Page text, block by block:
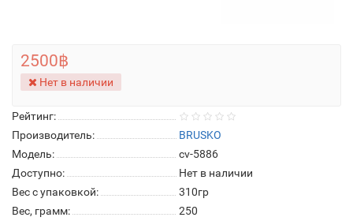
Рейтинг:
Производитель:
BRUSKO
Модель:
cv-5886
Доступно:
Нет в наличии
Вес с упаковкой:
310гр
Вес, грамм:
250
2500฿
Нет в наличии